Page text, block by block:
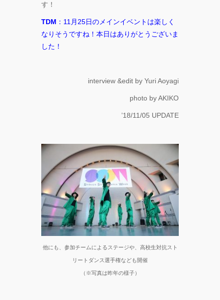
す！
TDM ：11月25日のメインイベントは楽しく
なりそうですね！本日はありがとうございま
した！
interview &edit by Yuri Aoyagi
photo by AKIKO
’18/11/05 UPDATE
他にも、参加チームによるステージや、高校生対抗スト
リートダンス選手権なども開催
（※写真は昨年の様子）